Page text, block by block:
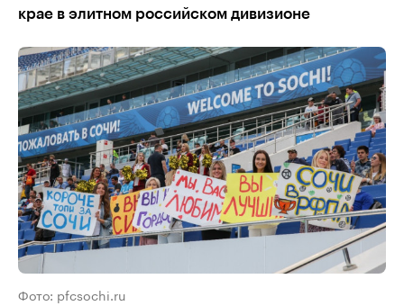
крае в элитном российском дивизионе
Фото: pfcsochi.ru